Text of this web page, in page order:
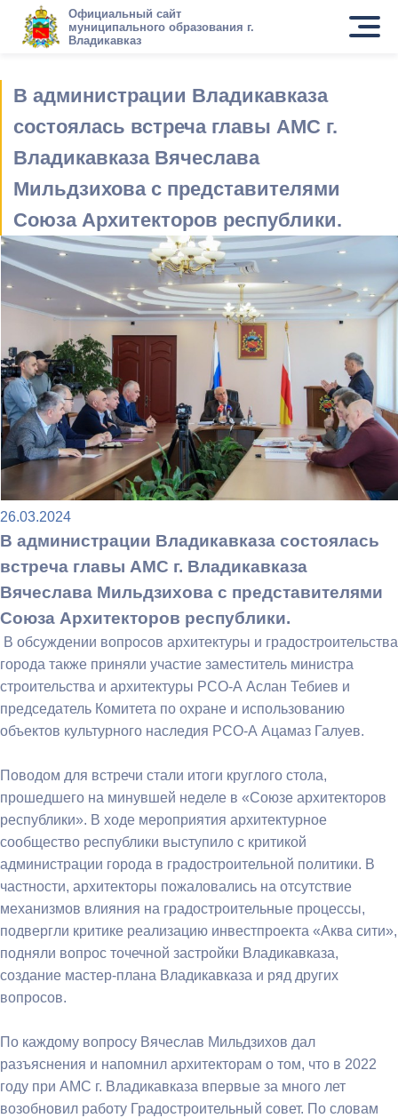
Официальный сайт
муниципального образования г.
Владикавказ
В администрации Владикавказа
состоялась встреча главы АМС г.
Владикавказа Вячеслава
Мильдзихова с представителями
Союза Архитекторов республики.
26.03.2024
В администрации Владикавказа состоялась
встреча главы АМС г. Владикавказа
Вячеслава Мильдзихова с представителями
Союза Архитекторов республики.
В обсуждении вопросов архитектуры и градостроительства
города также приняли участие заместитель министра
строительства и архитектуры РСО-А Аслан Тебиев и
председатель Комитета по охране и использованию
объектов культурного наследия РСО-А Ацамаз Галуев.
Поводом для встречи стали итоги круглого стола,
прошедшего на минувшей неделе в «Союзе архитекторов
республики». В ходе мероприятия архитектурное
сообщество республики выступило с критикой
администрации города в градостроительной политики. В
частности, архитекторы пожаловались на отсутствие
механизмов влияния на градостроительные процессы,
подвергли критике реализацию инвестпроекта «Аква сити»,
подняли вопрос точечной застройки Владикавказа,
создание мастер-плана Владикавказа и ряд других
вопросов.
По каждому вопросу Вячеслав Мильдзихов дал
разъяснения и напомнил архитекторам о том, что в 2022
году при АМС г. Владикавказа впервые за много лет
возобновил работу Градостроительный совет. По словам